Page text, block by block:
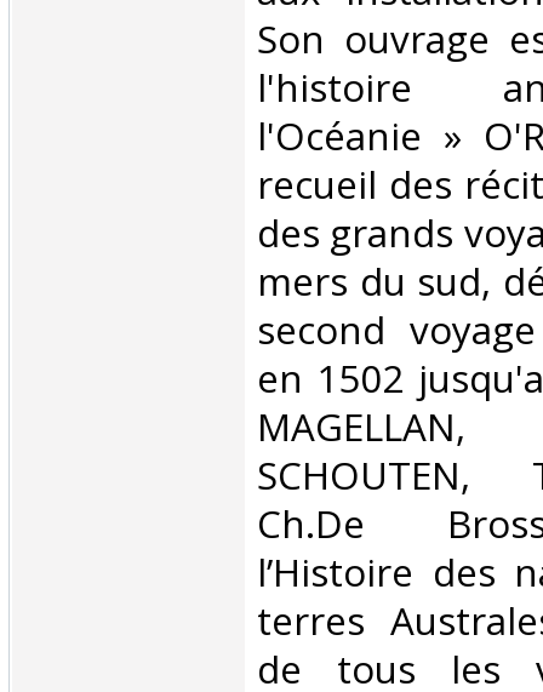
Son ouvrage
l'histoire
l'Océanie »
recueil des
des grands
mers du sud,
second
en 1502
SCHOUTEN,
Ch.De
l’Histoire des
terres
de tous les